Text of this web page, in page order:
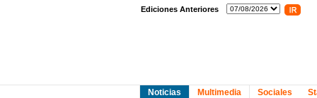
Ediciones Anteriores
Noticias
Multimedia Sociales